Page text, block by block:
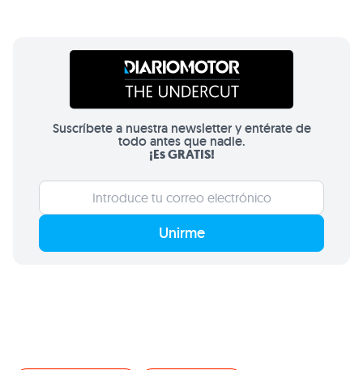
Suscríbete a nuestra newsletter y entérate de
todo antes que nadie.
¡Es GRATIS!
Unirme